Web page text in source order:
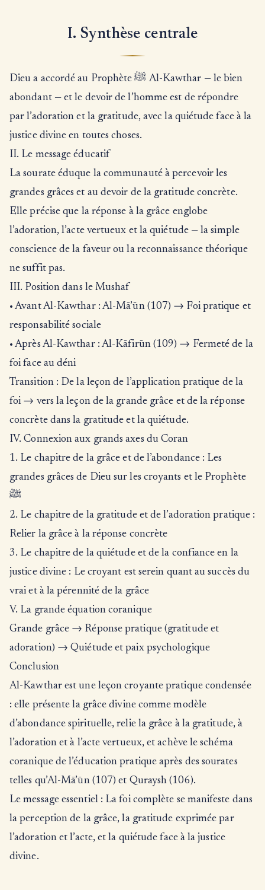
I. Synthèse centrale
Dieu a accordé au Prophète ﷺ Al-Kawthar — le bien
abondant — et le devoir de l’homme est de répondre
par l’adoration et la gratitude, avec la quiétude face à la
justice divine en toutes choses.
II. Le message éducatif
La sourate éduque la communauté à percevoir les
grandes grâces et au devoir de la gratitude concrète.
Elle précise que la réponse à la grâce englobe
l’adoration, l’acte vertueux et la quiétude — la simple
conscience de la faveur ou la reconnaissance théorique
ne suffit pas.
III. Position dans le Mushaf
• Avant Al-Kawthar : Al-Mā’ūn (107) → Foi pratique et
responsabilité sociale
• Après Al-Kawthar : Al-Kāfirūn (109) → Fermeté de la
foi face au déni
Transition : De la leçon de l’application pratique de la
foi → vers la leçon de la grande grâce et de la réponse
concrète dans la gratitude et la quiétude.
IV. Connexion aux grands axes du Coran
1. Le chapitre de la grâce et de l’abondance : Les
grandes grâces de Dieu sur les croyants et le Prophète
ﷺ
2. Le chapitre de la gratitude et de l’adoration pratique :
Relier la grâce à la réponse concrète
3. Le chapitre de la quiétude et de la confiance en la
justice divine : Le croyant est serein quant au succès du
vrai et à la pérennité de la grâce
V. La grande équation coranique
Grande grâce → Réponse pratique (gratitude et
adoration) → Quiétude et paix psychologique
Conclusion
Al-Kawthar est une leçon croyante pratique condensée
: elle présente la grâce divine comme modèle
d’abondance spirituelle, relie la grâce à la gratitude, à
l’adoration et à l’acte vertueux, et achève le schéma
coranique de l’éducation pratique après des sourates
telles qu’Al-Mā’ūn (107) et Quraysh (106).
Le message essentiel : La foi complète se manifeste dans
la perception de la grâce, la gratitude exprimée par
l’adoration et l’acte, et la quiétude face à la justice
divine.